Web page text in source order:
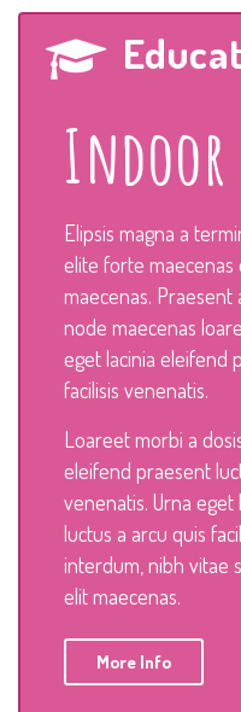
Indoor
Elipsis magna a
elite forte maecenas
maecenas. Praesent
node maecenas
eget lacinia eleifend
facilisis venenatis.
Loareet morbi a
eleifend praesent
venenatis. Urna
luctus a arcu quis
interdum, nibh vitae
elit maecenas.
More Info